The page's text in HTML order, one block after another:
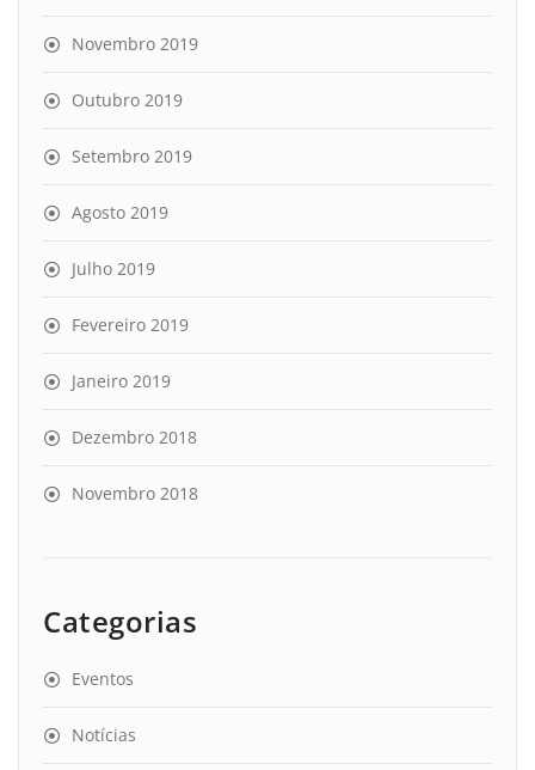
Novembro 2019
Outubro 2019
Setembro 2019
Agosto 2019
Julho 2019
Fevereiro 2019
Janeiro 2019
Dezembro 2018
Novembro 2018
Categorias
Eventos
Notícias